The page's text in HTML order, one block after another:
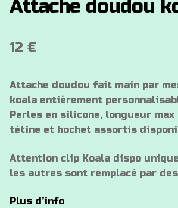
Attache doudou
12 €
Attache doudou fait main par
koala entièrement
Perles en silicone, longueur max
tétine et hochet assortis
Attention clip Koala dispo
les autres sont remplacé par
Plus d’info